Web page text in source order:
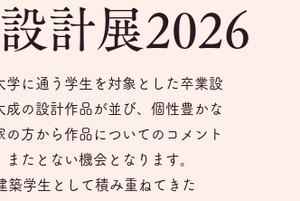
計展2026
に通う学生を対象とした卒業設
の設計作品が並び、個性豊かな
方から作品についてのコメント
たとない機会となります。
学生として積み重ねてきた